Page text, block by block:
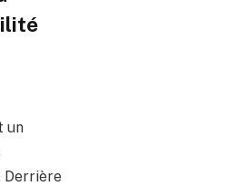
un
Derrière